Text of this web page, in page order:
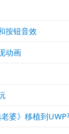
按钮音效
动画
婆》移植到UWP